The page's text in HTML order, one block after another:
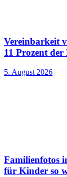
Vereinbarkeit
11 Prozent
5. August 2026
Familienfotos
für Kinder so